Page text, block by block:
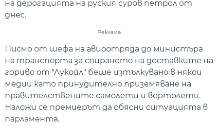
на дерогацията на руския суров петрол от
днес.
Реклама
Писмо от шефа на авиоотряда до министъра
на транспорта за спирането на доставките на
гориво от "Лукойл" беше изтълкувано в някои
медии като принудително приземяване на
правителствените самолети и вертолети.
Наложи се премиерът да обясни ситуацията в
парламента.